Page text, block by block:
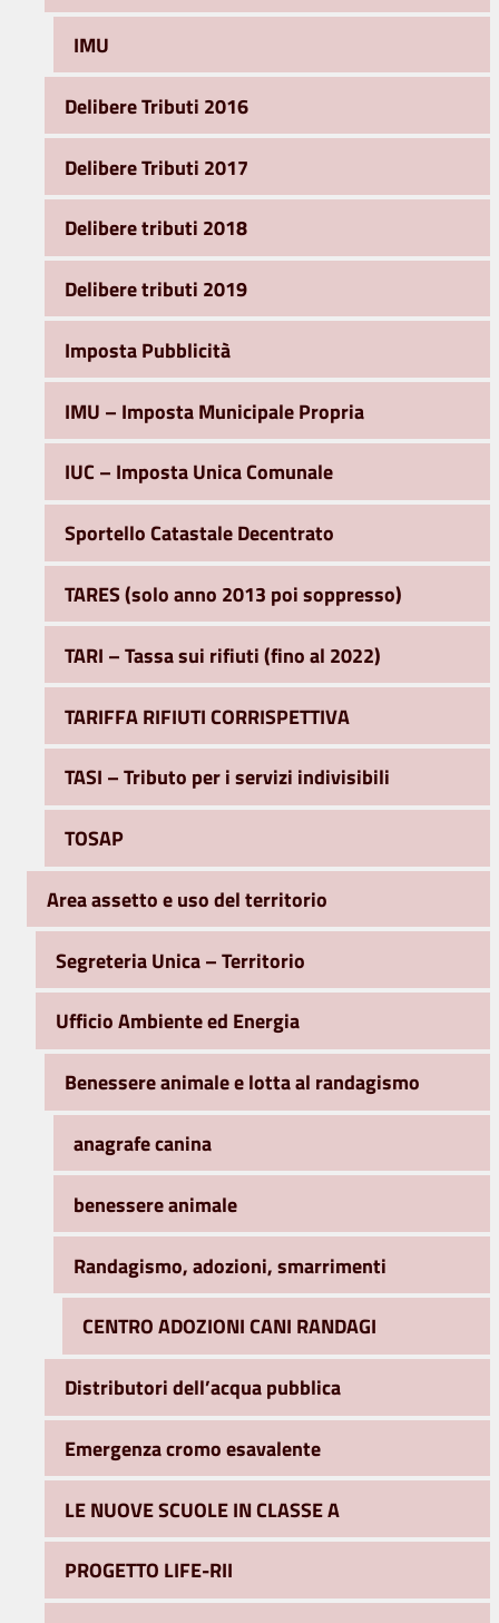
IMU
Delibere Tributi 2016
Delibere Tributi 2017
Delibere tributi 2018
Delibere tributi 2019
Imposta Pubblicità
IMU – Imposta Municipale Propria
IUC – Imposta Unica Comunale
Sportello Catastale Decentrato
TARES (solo anno 2013 poi soppresso)
TARI – Tassa sui rifiuti (fino al 2022)
TARIFFA RIFIUTI CORRISPETTIVA
TASI – Tributo per i servizi indivisibili
TOSAP
Area assetto e uso del territorio
Segreteria Unica – Territorio
Ufficio Ambiente ed Energia
Benessere animale e lotta al randagismo
anagrafe canina
benessere animale
Randagismo, adozioni, smarrimenti
CENTRO ADOZIONI CANI RANDAGI
Distributori dell’acqua pubblica
Emergenza cromo esavalente
LE NUOVE SCUOLE IN CLASSE A
PROGETTO LIFE-RII